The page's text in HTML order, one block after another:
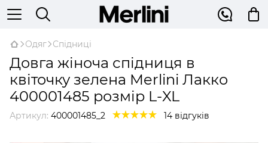
Одяг Спідниці
Довга жіноча спідниця в
квіточку зелена Merlini Лакко
400001485 розмір L-XL
Артикул: 400001485_2 14 відгуків